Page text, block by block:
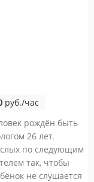
руб./час
рождён быть
26 лет.
по следующим
так, чтобы
не слушается